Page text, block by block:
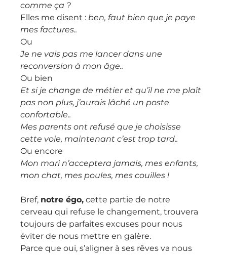
comme ça ?
Elles me disent : ben, faut bien que je paye
mes factures..
Ou
Je ne vais pas me lancer dans une
reconversion à mon âge..
Ou bien
Et si je change de métier et qu’il ne me plaît
pas non plus, j’aurais lâché un poste
confortable..
Mes parents ont refusé que je choisisse
cette voie, maintenant c’est trop tard..
Ou encore
Mon mari n’acceptera jamais, mes enfants,
mon chat, mes poules, mes couilles !
Bref, notre égo, cette partie de notre
cerveau qui refuse le changement, trouvera
toujours de parfaites excuses pour nous
éviter de nous mettre en galère.
Parce que oui, s’aligner à ses rêves va nous